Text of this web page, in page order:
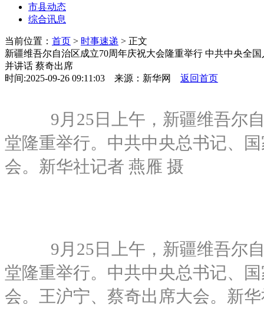
市县动态
综合讯息
当前位置： 首页 > 时事速递 > 正文
新疆维吾尔自治区成立70周年庆祝大会隆重举行 中共中央全
并讲话 蔡奇出席
时间:2025-09-26 09:11:03 来源：新华网 返回首页
9月25日上午，新疆维吾尔
堂隆重举行。中共中央总书记、
会。新华社记者 燕雁 摄
9月25日上午，新疆维吾尔
堂隆重举行。中共中央总书记、
会。王沪宁、蔡奇出席大会。新